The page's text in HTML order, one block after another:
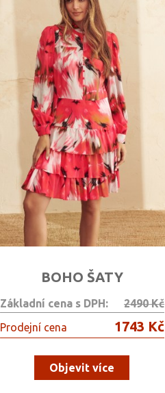
BOHO ŠATY
Základní cena s DPH:
2490 Kč
Prodejní cena
1743 Kč
Objevit více